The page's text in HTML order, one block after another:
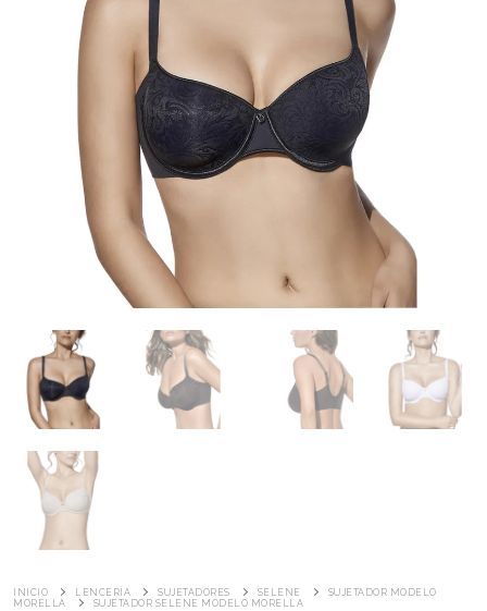
INICIO LENCERÍA SUJETADORES SELENE
SUJETADOR MODELO
MORELLA
SUJETADOR SELENE MODELO MORELLA